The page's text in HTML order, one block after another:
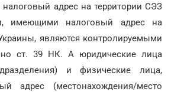
адрес на территории СЭЗ
имеющими налоговый адрес на
являются контролируемыми
ст. 39 НК. А юридические лица
и физические лица,
адрес (местонахождения/место